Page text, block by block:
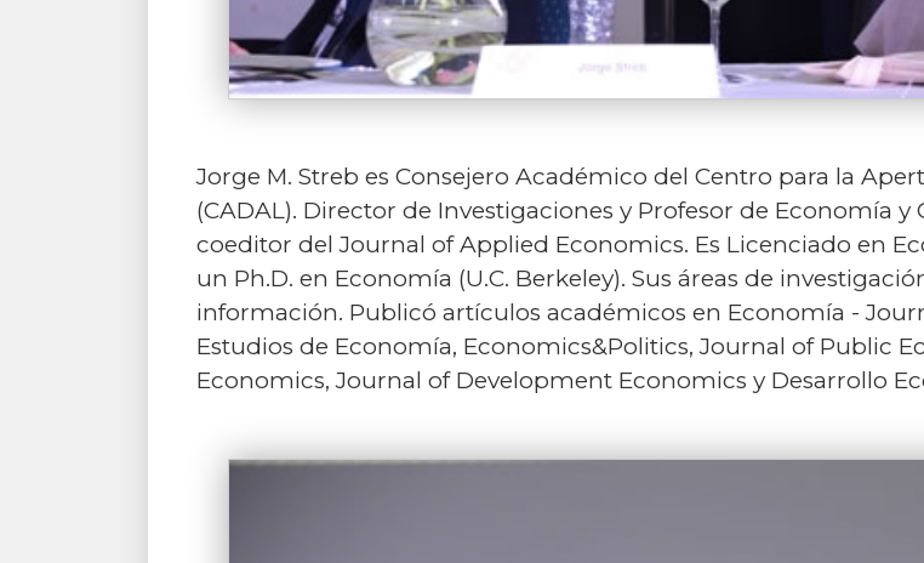
Jorge M. Streb es Consejero Académico del Centro para la
(CADAL). Director de Investigaciones y Profesor de Economía
coeditor del Journal of Applied Economics. Es Licenciado en
un Ph.D. en Economía (U.C. Berkeley). Sus áreas de
información. Publicó artículos académicos en Economía -
Estudios de Economía, Economics&Politics, Journal of Public
Economics, Journal of Development Economics y Desarrollo